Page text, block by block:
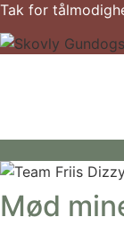
Tak for
Mød